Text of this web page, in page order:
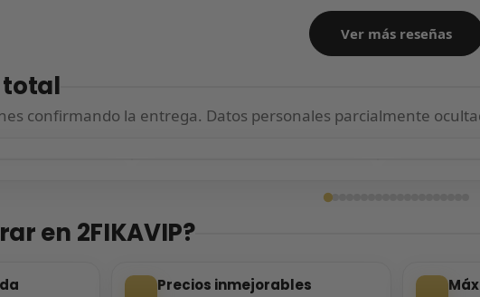
Ver más reseñas
total
confirmando la entrega. Datos personales parcialmente
en 2FIKAVIP?
Precios inmejorables